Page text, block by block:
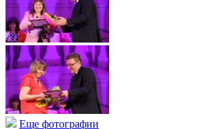
Еще фотографии